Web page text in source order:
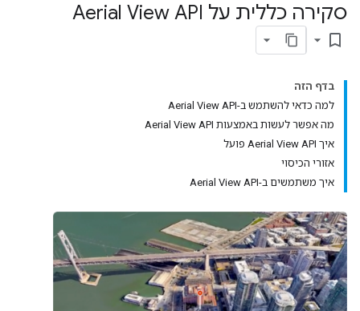
סקירה כללית על Aerial View API
bookmark_border
בדף הזה
למה כדאי להשתמש ב-Aerial View API
מה אפשר לעשות באמצעות Aerial View API
איך Aerial View API פועל
אזורי הכיסוי
איך משתמשים ב-Aerial View API